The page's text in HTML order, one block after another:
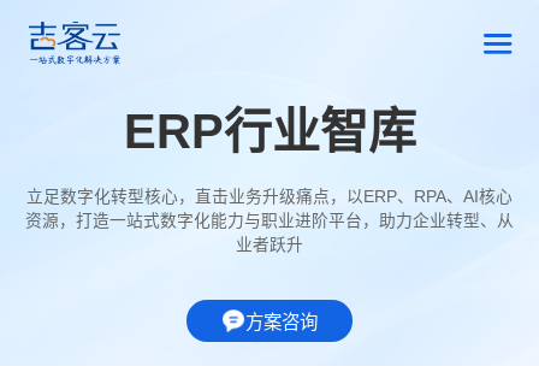
ERP行业智库
立足数字化转型核心，直击业务升级痛点，以ERP、RPA、AI核心
资源，打造一站式数字化能力与职业进阶平台，助力企业转型、从
业者跃升
方案咨询